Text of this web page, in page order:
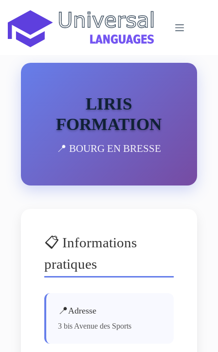
contenu
LIRIS
FORMATION
📍 BOURG EN BRESSE
📋 Informations
pratiques
📍Adresse
3 bis Avenue des Sports